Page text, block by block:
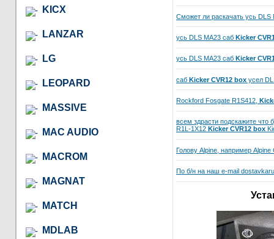
KICX
LANZAR
LG
LEOPARD
MASSIVE
MAC AUDIO
MACROM
MAGNAT
MATCH
MDLAB
Сможет ли раскачать усь DLS
усь DLS MA23 саб Kicker
усь DLS MА23 саб Kicker
саб Kicker CVR12 box усел
Rockford Fosgate R1S412,
всем здрасти подскажите что
R1L-1X12 Kicker CVR12 box
Голову Alpine, например
По б/н на наш e-mail